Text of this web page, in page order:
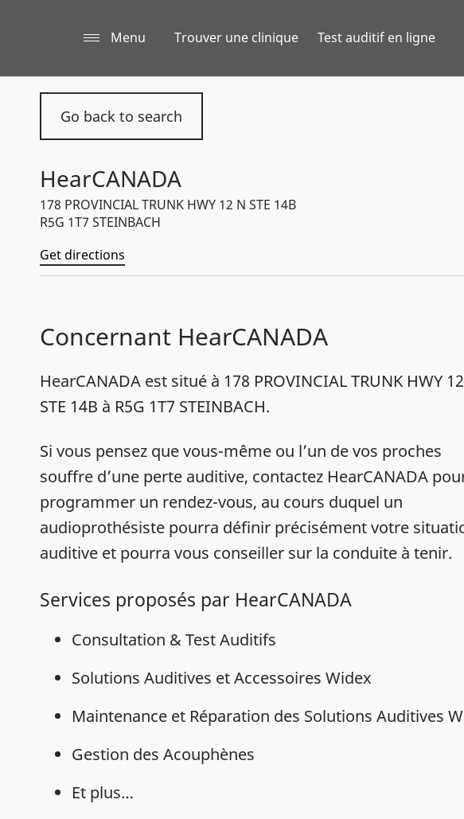
Menu Trouver une clinique Test auditif en ligne
Go back to search
HearCANADA
178 PROVINCIAL TRUNK HWY 12 N STE 14B
R5G 1T7 STEINBACH
Get directions
Concernant HearCANADA
HearCANADA est situé à 178 PROVINCIAL TRUNK HWY
STE 14B à R5G 1T7 STEINBACH.
Si vous pensez que vous-même ou l’un de vos proches
souffre d’une perte auditive, contactez HearCANADA
programmer un rendez-vous, au cours duquel un
audioprothésiste pourra définir précisément votre
auditive et pourra vous conseiller sur la conduite à tenir.
Services proposés par HearCANADA
Consultation & Test Auditifs
Solutions Auditives et Accessoires Widex
Maintenance et Réparation des Solutions Auditives
Gestion des Acouphènes
Et plus…